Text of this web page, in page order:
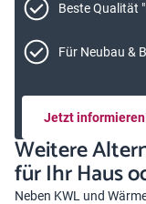
Beste Qualität
Für Neubau &
Jetzt
Weitere
für Ihr Haus
Neben KWL und